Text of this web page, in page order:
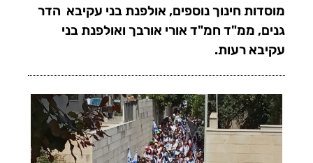
מוסדות חינוך נוספים, אולפנת בני עקיבא הדר
גנים, ממ"ד חמ"ד אורי אורבך ואולפנת בני
עקיבא רעות.